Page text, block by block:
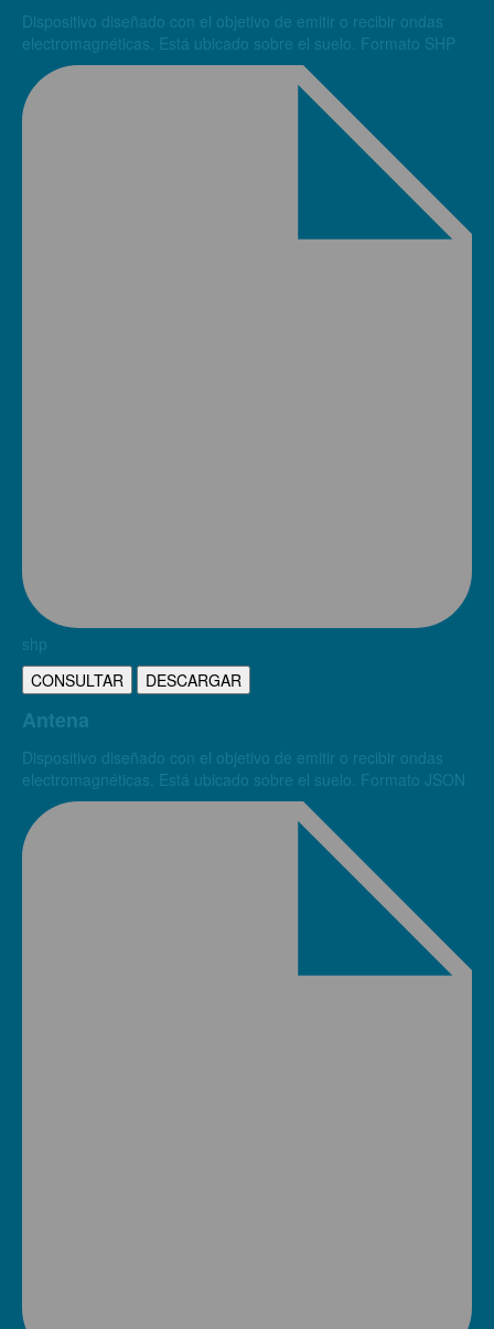
Dispositivo diseñado con el objetivo de emitir o recibir ondas
electromagnéticas. Está ubicado sobre el suelo. Formato SHP
shp
CONSULTAR
DESCARGAR
Antena
Dispositivo diseñado con el objetivo de emitir o recibir ondas
electromagnéticas. Está ubicado sobre el suelo. Formato JSON